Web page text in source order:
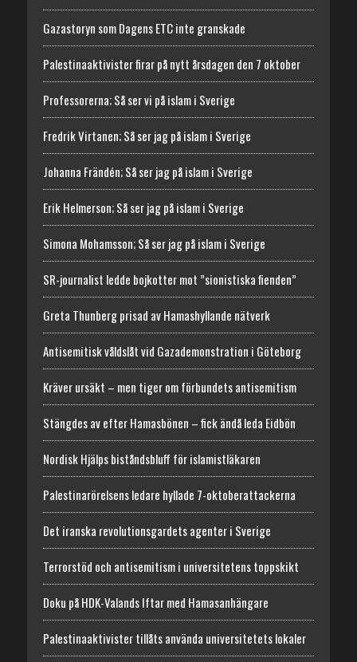
Gazastoryn som Dagens ETC inte granskade
Palestinaaktivister firar på nytt årsdagen den 7 oktober
Professorerna; Så ser vi på islam i Sverige
Fredrik Virtanen; Så ser jag på islam i Sverige
Johanna Frändén; Så ser jag på islam i Sverige
Erik Helmerson; Så ser jag på islam i Sverige
Simona Mohamsson; Så ser jag på islam i Sverige
SR-journalist ledde bojkotter mot ”sionistiska fienden”
Greta Thunberg prisad av Hamashyllande nätverk
Antisemitisk våldslåt vid Gazademonstration i Göteborg
Kräver ursäkt – men tiger om förbundets antisemitism
Stängdes av efter Hamasbönen – fick ändå leda Eidbön
Nordisk Hjälps biståndsbluff för islamistläkaren
Palestinarörelsens ledare hyllade 7-oktoberattackerna
Det iranska revolutionsgardets agenter i Sverige
Terrorstöd och antisemitism i universitetens toppskikt
Doku på HDK-Valands Iftar med Hamasanhängare
Palestinaaktivister tillåts använda universitetets lokaler